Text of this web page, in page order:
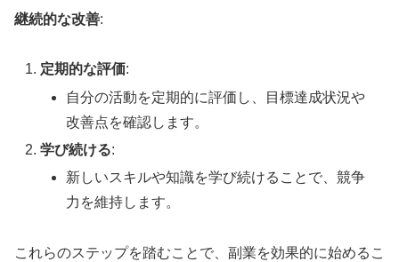
継続的な改善:
定期的な評価:
自分の活動を定期的に評価し、目標達成状況や
改善点を確認します。
学び続ける:
新しいスキルや知識を学び続けることで、競争
力を維持します。
これらのステップを踏むことで、副業を効果的に始めるこ